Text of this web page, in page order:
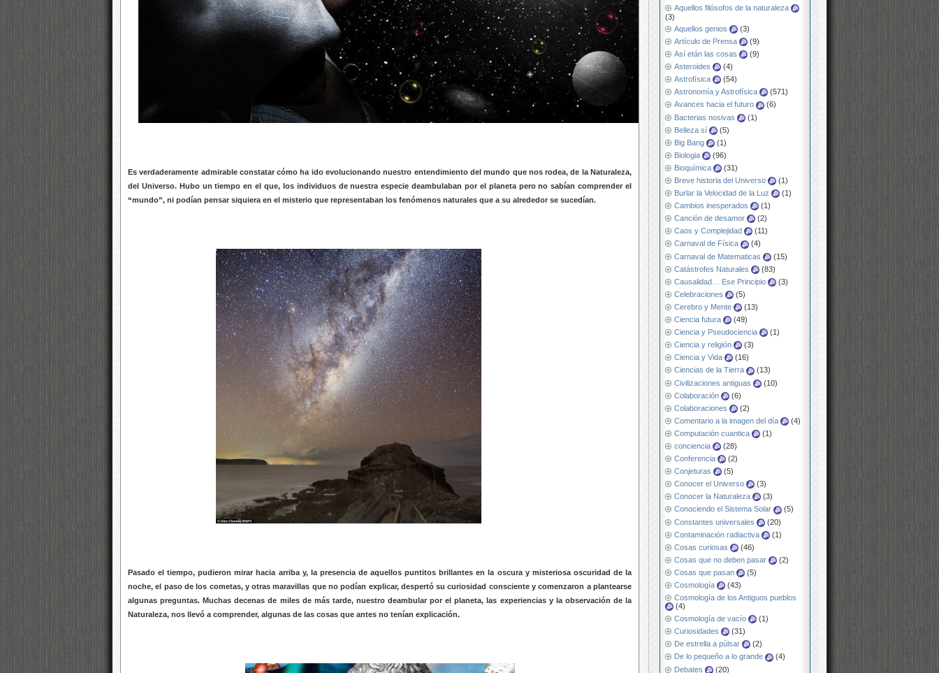
Aquellos filósofos de la naturaleza
(3)
Aquellos genios
(3)
Artículo de Prensa
(9)
Así etán las cosas
(9)
Asteroides
(4)
Astrofísica
(54)
Astronomía y Astrofísica
(571)
Avances hacia el futuro
(6)
Bacterias nosivas
(1)
Belleza sí
(5)
Big Bang
(1)
Biologia
(96)
Bioquímica
(31)
Breve historia del Universo
(1)
Burlar la Velocidad de la Luz
(1)
Cambios inesperados
(1)
Canción de desamor
(2)
Caos y Complejidad
(11)
Carnaval de Física
(4)
Carnaval de Matematicas
(15)
Catástrofes Naturales
(83)
Causalidad… Ese Principio
(3)
Celebraciones
(5)
Cerebro y Mente
(13)
Ciencia futura
(49)
Ciencia y Pseudociencia
(1)
Ciencia y religión
(3)
Ciencia y Vida
(16)
Ciencias de la Tierra
(13)
Civilizaciones antiguas
(10)
Colaboración
(6)
Colaboraciones
(2)
Comentario a la imagen del día
(4)
Computación cuantica
(1)
conciencia
(28)
Conferencia
(2)
Conjeturas
(5)
Conocer el Universo
(3)
Conocer la Naturaleza
(3)
Conociendo el Sistema Solar
(5)
Constantes universales
(20)
Contaminación radiactiva
(1)
Cosas curiosas
(46)
Cosas que no deben pasar
(2)
Cosas que pasan
(5)
Cosmología
(43)
Cosmología de los Antiguos pueblos
(4)
Cosmología de vacío
(1)
Curiosidades
(31)
De estrella a púlsar
(2)
De lo pequeño a lo grande
(4)
Debates
(20)
Es verdaderamente admirable constatar cómo ha ido evolucionando nuestro entendimiento del mundo que nos rodea, de la Naturaleza,
del Universo. Hubo un tiempo en el que, los individuos de nuestra especie deambulaban por el planeta pero no sabían comprender el
“mundo”, ni podían pensar siquiera en el misterio que representaban los fenómenos naturales que a su alrededor se sucedían.
Pasado el tiempo, pudieron mirar hacia arriba y, la presencia de aquellos puntitos brillantes en la oscura y misteriosa oscuridad de la
noche, el paso de los cometas, y otras maravillas que no podían explicar, despertó su curiosidad consciente y comenzaron a plantearse
algunas preguntas. Muchas decenas de miles de más tarde, nuestro deambular por el planeta, las experiencias y la observación de la
Naturaleza, nos llevó a comprender, algunas de las cosas que antes no tenían explicación.